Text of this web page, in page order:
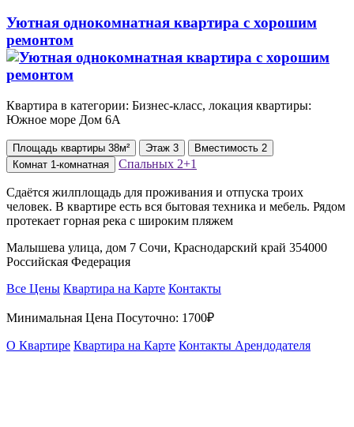
Уютная однокомнатная квартира с хорошим
ремонтом
Квартира в категории: Бизнес-класс, локация квартиры:
Южное море Дом 6А
Площадь квартиры 38м² Этаж 3 Вместимость 2
Комнат 1-комнатная Спальных 2+1
Сдаётся жилплощадь для проживания и отпуска троих
человек. В квартире есть вся бытовая техника и мебель. Рядом
протекает горная река с широким пляжем
Малышева улица, дом 7 Сочи, Краснодарский край 354000
Российская Федерация
Все Цены Квартира на Карте Контакты
Минимальная Цена Посуточно: 1700₽
О Квартире Квартира на Карте Контакты Арендодателя